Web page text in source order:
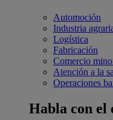
Automoción
Industria
Logística
Fabricación
Comercio
Atención a la
Operaciones
Habla con el